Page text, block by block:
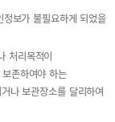
보가 불필요하게 되었을
처리목적이
존하여야 하는
나 보관장소를 달리하여